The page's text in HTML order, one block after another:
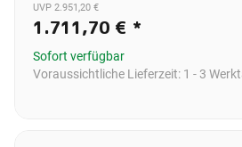
UVP 2.951,20 €
1.711,70 € *
Sofort verfügbar
Voraussichtliche Lieferzeit: 1 - 3